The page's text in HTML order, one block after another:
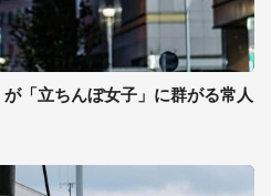
「立ちんぼ女子」に群がる常人